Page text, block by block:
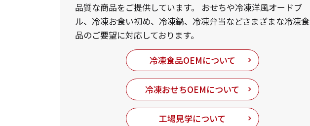
品質な商品をご提供しています。 おせちや冷凍洋風オードブ
ル、冷凍お食い初め、冷凍鍋、冷凍弁当などさまざまな冷凍食
品のご要望に対応しております。
冷凍食品OEMについて
冷凍おせちOEMについて
工場見学について